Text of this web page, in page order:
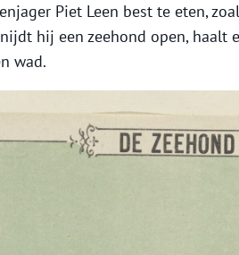
Piet Leen best te eten,
hij een zeehond open, haalt
wad.